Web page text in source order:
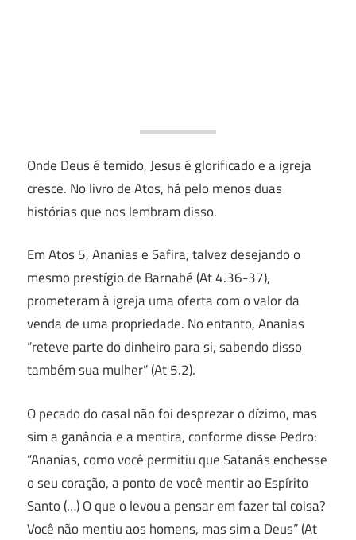
Onde Deus é temido, Jesus é glorificado e a igreja
cresce. No livro de Atos, há pelo menos duas
histórias que nos lembram disso.
Em Atos 5, Ananias e Safira, talvez desejando o
mesmo prestígio de Barnabé (At 4.36-37),
prometeram à igreja uma oferta com o valor da
venda de uma propriedade. No entanto, Ananias
“reteve parte do dinheiro para si, sabendo disso
também sua mulher” (At 5.2).
O pecado do casal não foi desprezar o dízimo, mas
sim a ganância e a mentira, conforme disse Pedro:
“Ananias, como você permitiu que Satanás enchesse
o seu coração, a ponto de você mentir ao Espírito
Santo (…) O que o levou a pensar em fazer tal coisa?
Você não mentiu aos homens, mas sim a Deus” (At